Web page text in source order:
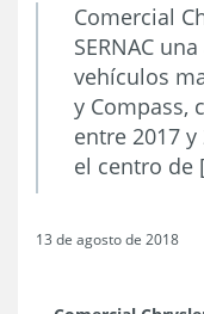
Comercial
SERNAC
vehículos
y Compass,
entre 2017
el centro de
13 de agosto de 2018